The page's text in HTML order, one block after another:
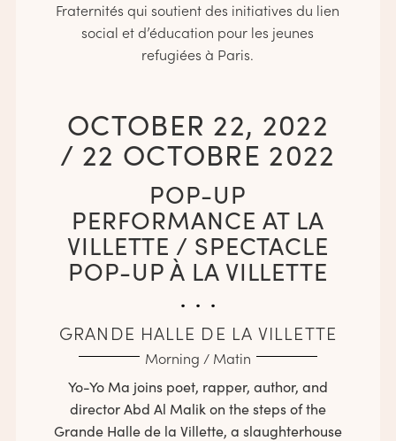
Fraternités qui soutient des initiatives du lien
social et d’éducation pour les jeunes
refugiées à Paris.
OCTOBER 22, 2022
/ 22 OCTOBRE 2022
POP-UP
PERFORMANCE AT LA
VILLETTE / SPECTACLE
POP-UP À LA VILLETTE
. . .
GRANDE HALLE DE LA VILLETTE
Morning / Matin
Yo-Yo Ma joins poet, rapper, author, and
director Abd Al Malik on the steps of the
Grande Halle de la Villette, a slaughterhouse